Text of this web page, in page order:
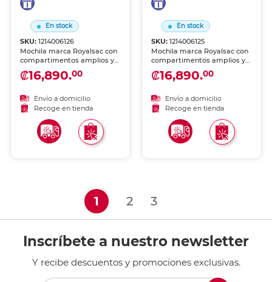
En stock
SKU:1214006126
Mochila marca Royalsac con
compartimentos amplios y
diseño cómodo. Tirantes
acolchados y materiales
escuela, viaje o uso diario.
₡16,890.00
Envío a domicilio
Recoge en tienda
En stock
SKU: 1214006125
Mochila marca Royalsac con
compartimentos amplios y
diseño cómodo. Tirantes
acolchados y materiales
escuela, viaje o uso diario.
₡16,890.00
Envío a domicilio
Recoge en tienda
1 (current)
2 3
Inscríbete a nuestro newsletter
Y recibe descuentos y promociones exclusivas.